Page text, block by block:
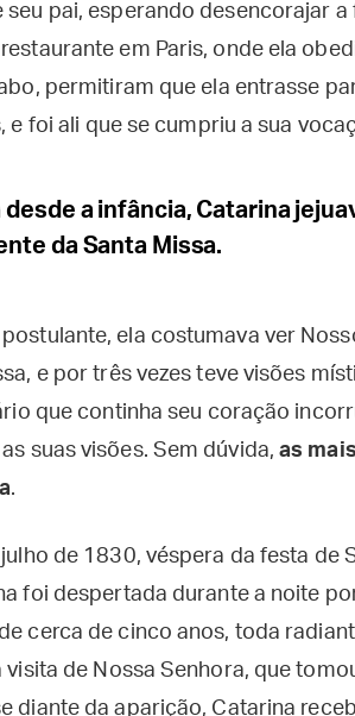
seu pai, esperando desencorajar
em Paris, onde ela
permitiram que ela entrasse
e foi ali que se cumpriu a sua
desde a infância, Catarina
da Santa Missa.
ela costumava ver
e por três vezes teve visões
que continha seu coração
suas visões. Sem dúvida,as
.
de 1830, véspera da festa de
foi despertada durante a noite
cerca de cinco anos, toda
visita de Nossa Senhora, que
diante da aparição, Catarina